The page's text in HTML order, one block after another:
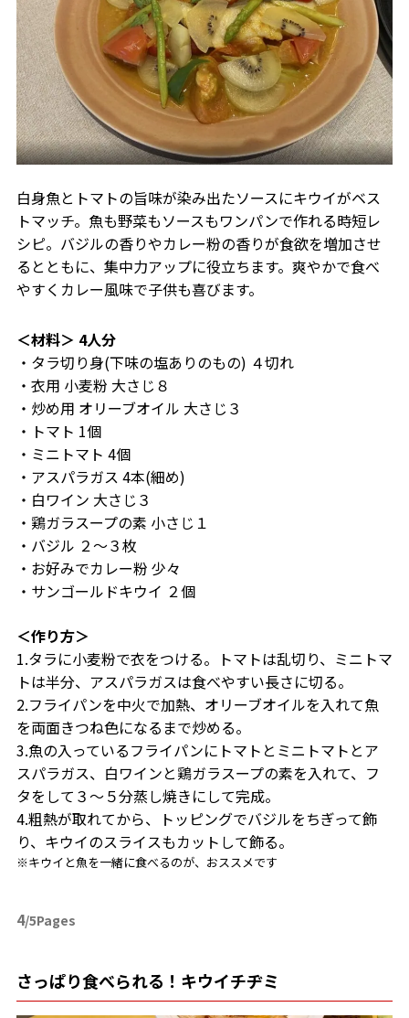
白身魚とトマトの旨味が染み出たソースにキウイがベス
トマッチ。魚も野菜もソースもワンパンで作れる時短レ
シピ。バジルの香りやカレー粉の香りが食欲を増加させ
るとともに、集中力アップに役立ちます。爽やかで食べ
やすくカレー風味で子供も喜びます。
＜材料＞ 4人分
・タラ切り身(下味の塩ありのもの) ４切れ
・衣用 小麦粉 大さじ８
・炒め用 オリーブオイル 大さじ３
・トマト 1個
・ミニトマト 4個
・アスパラガス 4本(細め)
・白ワイン 大さじ３
・鶏ガラスープの素 小さじ１
・バジル ２～３枚
・お好みでカレー粉 少々
・サンゴールドキウイ ２個
＜作り方＞
1.タラに小麦粉で衣をつける。トマトは乱切り、ミニトマ
トは半分、アスパラガスは食べやすい長さに切る。
2.フライパンを中火で加熱、オリーブオイルを入れて魚
を両面きつね色になるまで炒める。
3.魚の入っているフライパンにトマトとミニトマトとア
スパラガス、白ワインと鶏ガラスープの素を入れて、フ
タをして３～５分蒸し焼きにして完成。
4.粗熱が取れてから、トッピングでバジルをちぎって飾
り、キウイのスライスもカットして飾る。
※キウイと魚を一緒に食べるのが、おススメです
4/5Pages
さっぱり食べられる！キウイチヂミ